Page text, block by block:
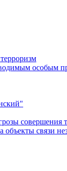
особым
совершения
связи